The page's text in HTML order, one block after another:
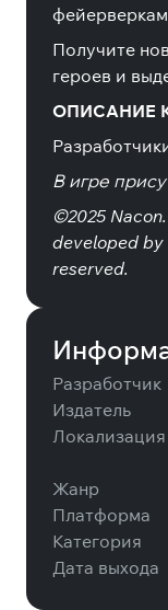
Получите
героев и
ОПИСАНИЕ
В игре
©2025
developed by
reserved.
Разработчик
Издатель
Локализация
Жанр
Платформа
Категория
Дата выхода